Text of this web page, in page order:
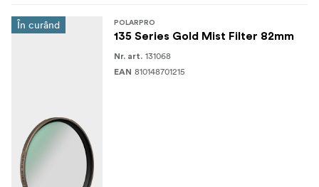
În curând POLARPRO
135 Series Gold Mist Filter 82mm
Nr. art. 131068
EAN 810148701215